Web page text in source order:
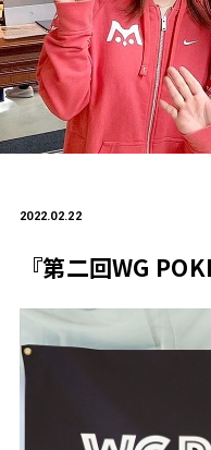
2022.02.22
『第二回WG